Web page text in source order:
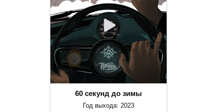
60 секунд до зимы
Год выхода: 2023